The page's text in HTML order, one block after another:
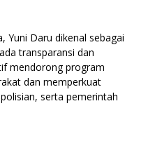
Yuni Daru dikenal sebagai
transparansi dan
mendorong program
dan memperkuat
serta pemerintah